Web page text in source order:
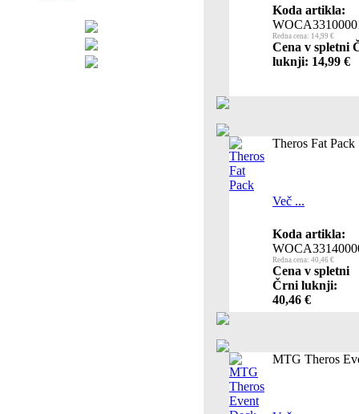
Koda artikla:
Redna cena: 14,99 €
Cena v spletni
luknji: 14,99 €
Theros Fat Pack
Več ...
Koda artikla:
Redna cena: 40,46 €
Cena v spletni
Črni luknji:
40,46 €
MTG Theros